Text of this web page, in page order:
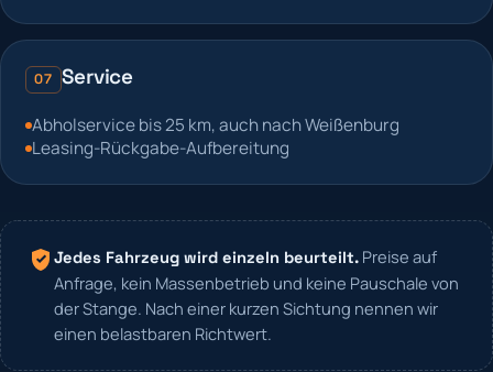
07 Service
Abholservice bis 25 km, auch nach Weißenburg
Leasing-Rückgabe-Aufbereitung
Jedes Fahrzeug wird einzeln beurteilt. Preise auf
Anfrage, kein Massenbetrieb und keine Pauschale von
der Stange. Nach einer kurzen Sichtung nennen wir
einen belastbaren Richtwert.